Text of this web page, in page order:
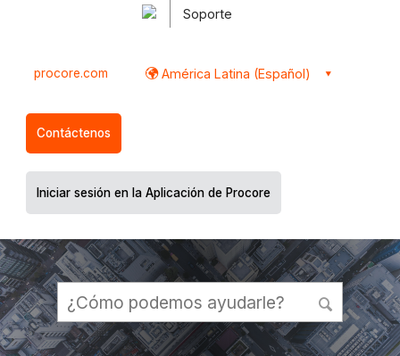
Soporte
procore.com América Latina (Español)
Contáctenos
Iniciar sesión en la Aplicación de Procore